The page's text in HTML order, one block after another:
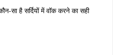
सा है सर्दियों में वॉक करने का सही